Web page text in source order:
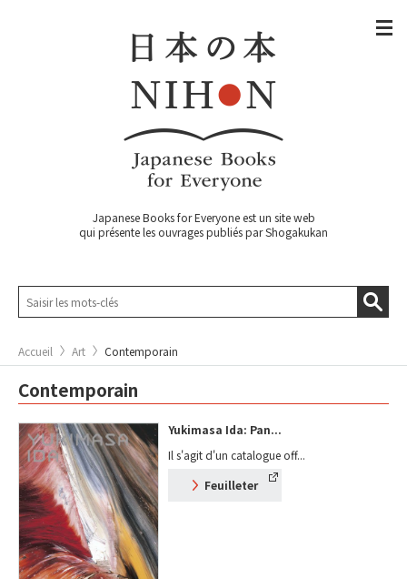
Japanese Books for Everyone est un site web
qui présente les ouvrages publiés par Shogakukan
Accueil Art Contemporain
Contemporain
Yukimasa Ida: Pan...
Il s'agit d'un catalogue off...
Feuilleter